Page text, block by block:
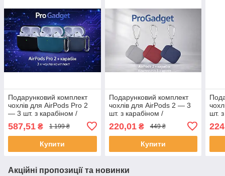
Подарунковий комплект
чохлів для AirPods Pro 2
— 3 шт. з карабіном /
587,51 ₴ 1 199 ₴
Купити
Подарунковий комплект
чохлів для AirPods 2 — 3
шт. з карабіном /
220,01₴ 449 ₴
Купити
шт.
Акційні пропозиції та новинки